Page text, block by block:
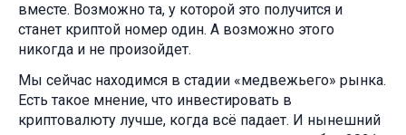
вместе. Возможно та, у которой это получится и
станет криптой номер один. А возможно этого
никогда и не произойдет.
Мы сейчас находимся в стадии «медвежьего» рынка.
Есть такое мнение, что инвестировать в
криптовалюту лучше, когда всё падает. И нынешний